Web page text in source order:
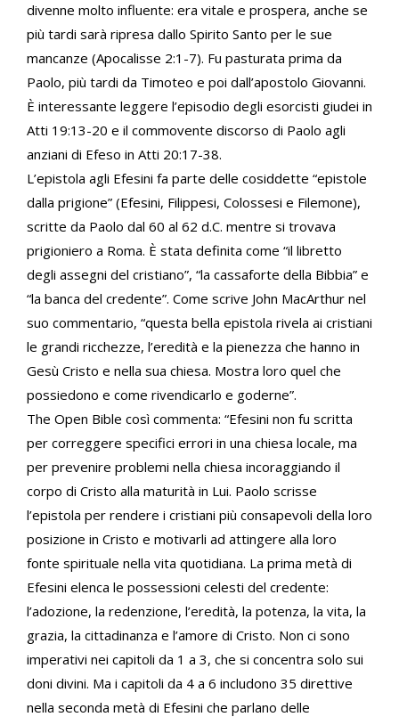
divenne molto influente: era vitale e prospera, anche se
più tardi sarà ripresa dallo Spirito Santo per le sue
mancanze (Apocalisse 2:1-7). Fu pasturata prima da
Paolo, più tardi da Timoteo e poi dall’apostolo Giovanni.
È interessante leggere l’episodio degli esorcisti giudei in
Atti 19:13-20 e il commovente discorso di Paolo agli
anziani di Efeso in Atti 20:17-38.
L’epistola agli Efesini fa parte delle cosiddette “epistole
dalla prigione” (Efesini, Filippesi, Colossesi e Filemone),
scritte da Paolo dal 60 al 62 d.C. mentre si trovava
prigioniero a Roma. È stata definita come “il libretto
degli assegni del cristiano”, “la cassaforte della Bibbia” e
“la banca del credente”. Come scrive John MacArthur nel
suo commentario, “questa bella epistola rivela ai cristiani
le grandi ricchezze, l’eredità e la pienezza che hanno in
Gesù Cristo e nella sua chiesa. Mostra loro quel che
possiedono e come rivendicarlo e goderne”.
The Open Bible così commenta: “Efesini non fu scritta
per correggere specifici errori in una chiesa locale, ma
per prevenire problemi nella chiesa incoraggiando il
corpo di Cristo alla maturità in Lui. Paolo scrisse
l’epistola per rendere i cristiani più consapevoli della loro
posizione in Cristo e motivarli ad attingere alla loro
fonte spirituale nella vita quotidiana. La prima metà di
Efesini elenca le possessioni celesti del credente:
l’adozione, la redenzione, l’eredità, la potenza, la vita, la
grazia, la cittadinanza e l’amore di Cristo. Non ci sono
imperativi nei capitoli da 1 a 3, che si concentra solo sui
doni divini. Ma i capitoli da 4 a 6 includono 35 direttive
nella seconda metà di Efesini che parlano delle